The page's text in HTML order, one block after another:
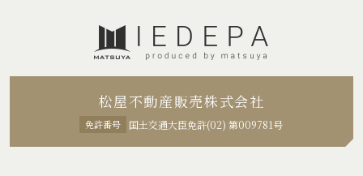
松屋不動産販売株式会社
免許番号 国土交通大臣免許(02) 第009781号